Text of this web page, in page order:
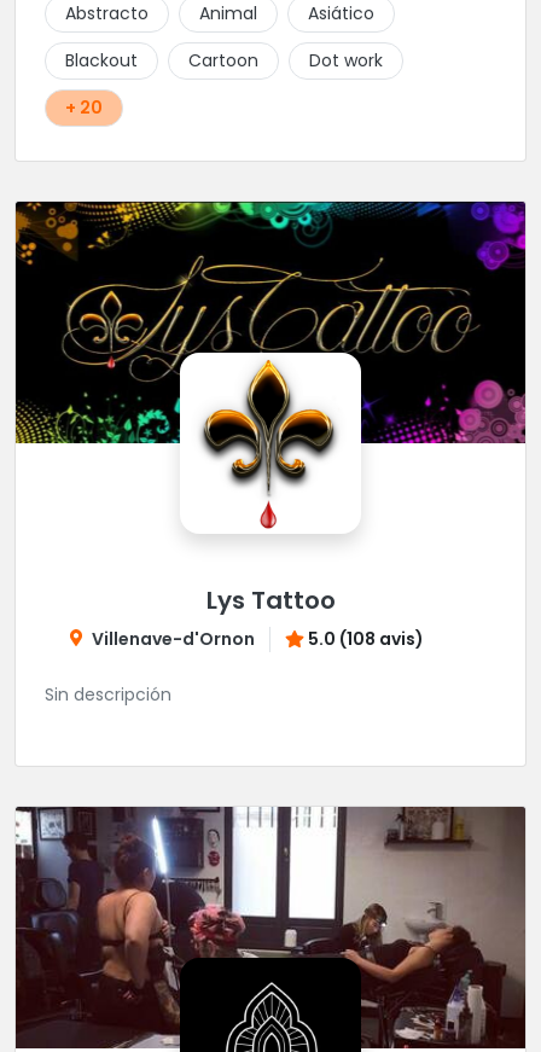
Abstracto Animal
Asiático
Blackout
Cartoon
Dot work
+ 20
Lys Tattoo
Villenave-d'Ornon 5.0 (108 avis)
Sin descripción